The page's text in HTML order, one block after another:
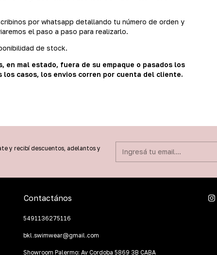
por whatsapp detallando tu número de orden y
el paso a paso para realizarlo.
de stock.
en mal estado, fuera de su empaque o pasados los
los casos, los envios corren por cuenta del cliente.
y recibí descuentos, adelantos y
Contactános
5491136275116
bkl.swimwear@gmail.com
Showroom Palermo: Av Cordoba 5869 3B CABA